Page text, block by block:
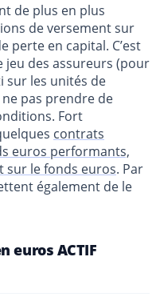
de plus en plus
de versement sur
perte en capital. C’est
jeu des assureurs (pour
sur les unités de
pas prendre de
Fort
contrats
euros performants,
sur le fonds euros. Par
également de le
euros ACTIF